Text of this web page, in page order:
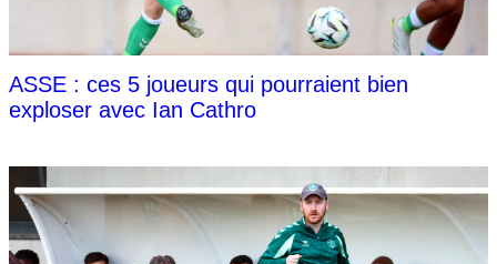
ASSE : ces 5 joueurs qui pourraient bien
exploser avec Ian Cathro